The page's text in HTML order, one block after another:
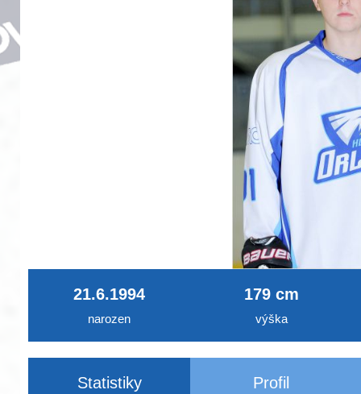
21.6.1994
narozen
179 cm
výška
Statistiky Profil